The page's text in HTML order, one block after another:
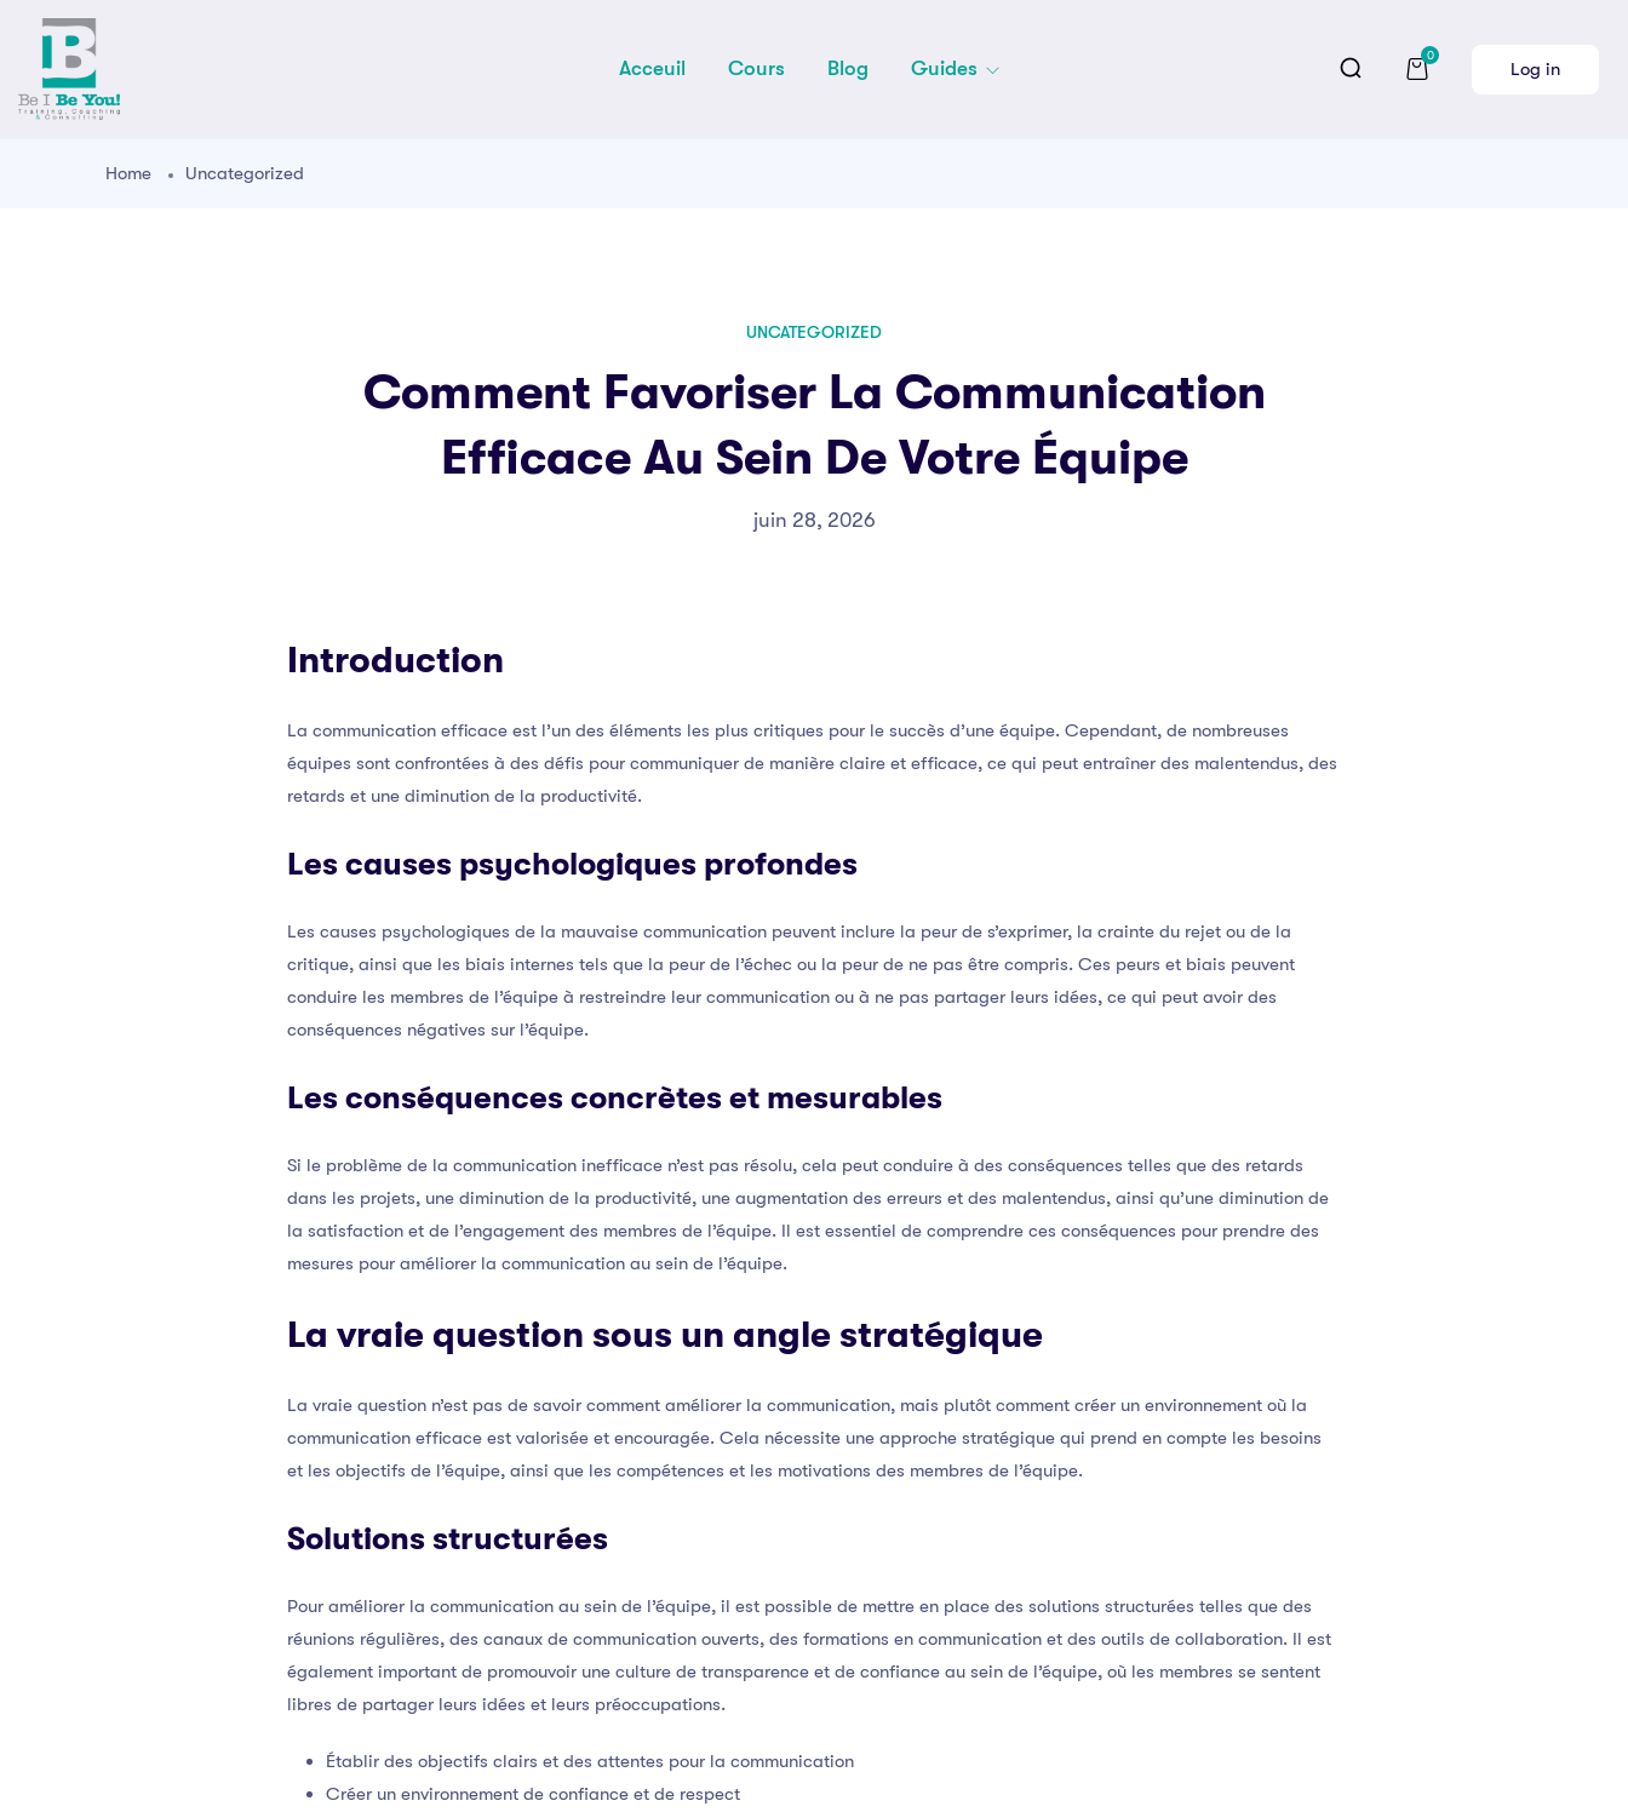
Acceuil Cours Blog Guides
0
Log in
Home Uncategorized
UNCATEGORIZED
Comment Favoriser La Communication
Efficace Au Sein De Votre Équipe
juin 28, 2026
Introduction
La communication efficace est l’un des éléments les plus critiques pour le succès d’une équipe. Cependant, de nombreuses
équipes sont confrontées à des défis pour communiquer de manière claire et efficace, ce qui peut entraîner des malentendus, des
retards et une diminution de la productivité.
Les causes psychologiques profondes
Les causes psychologiques de la mauvaise communication peuvent inclure la peur de s’exprimer, la crainte du rejet ou de la
critique, ainsi que les biais internes tels que la peur de l’échec ou la peur de ne pas être compris. Ces peurs et biais peuvent
conduire les membres de l’équipe à restreindre leur communication ou à ne pas partager leurs idées, ce qui peut avoir des
conséquences négatives sur l’équipe.
Les conséquences concrètes et mesurables
Si le problème de la communication inefficace n’est pas résolu, cela peut conduire à des conséquences telles que des retards
dans les projets, une diminution de la productivité, une augmentation des erreurs et des malentendus, ainsi qu’une diminution de
la satisfaction et de l’engagement des membres de l’équipe. Il est essentiel de comprendre ces conséquences pour prendre des
mesures pour améliorer la communication au sein de l’équipe.
La vraie question sous un angle stratégique
La vraie question n’est pas de savoir comment améliorer la communication, mais plutôt comment créer un environnement où la
communication efficace est valorisée et encouragée. Cela nécessite une approche stratégique qui prend en compte les besoins
et les objectifs de l’équipe, ainsi que les compétences et les motivations des membres de l’équipe.
Solutions structurées
Pour améliorer la communication au sein de l’équipe, il est possible de mettre en place des solutions structurées telles que des
réunions régulières, des canaux de communication ouverts, des formations en communication et des outils de collaboration. Il est
également important de promouvoir une culture de transparence et de confiance au sein de l’équipe, où les membres se sentent
libres de partager leurs idées et leurs préoccupations.
Établir des objectifs clairs et des attentes pour la communication
Créer un environnement de confiance et de respect